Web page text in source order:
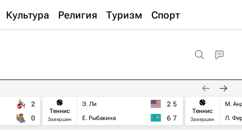
Культура Религия Туризм Спорт
2
0
Теннис
Завершен
Э. Ли
Е. Рыбакина
2 5
6 7
Теннис
Завершен
М.
Л.